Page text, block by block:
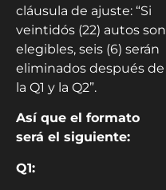
cláusula de ajuste: “Si
veintidós (22) autos son
elegibles, seis (6) serán
eliminados después de
la Q1 y la Q2”.
Así que el formato
será el siguiente:
Q1: